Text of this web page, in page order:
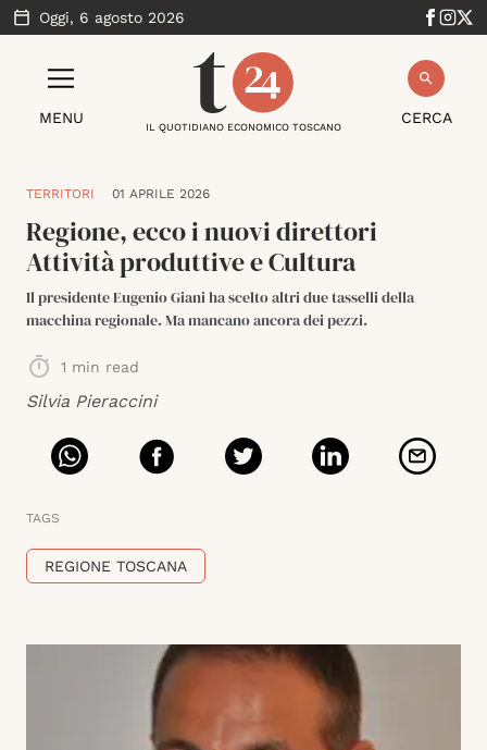
Oggi, 6 agosto 2026
MENU CERCA
IL QUOTIDIANO ECONOMICO TOSCANO
TERRITORI 01 APRILE 2026
Regione, ecco i nuovi direttori
Attività produttive e Cultura
Il presidente Eugenio Giani ha scelto altri due tasselli della
macchina regionale. Ma mancano ancora dei pezzi.
1 min read
Silvia Pieraccini
TAGS
REGIONE TOSCANA